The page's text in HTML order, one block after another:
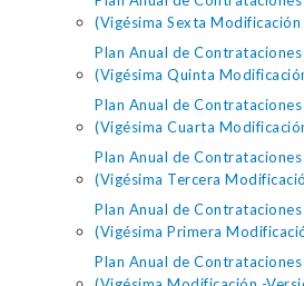
(Vigésima Sexta Modificación
Plan Anual de
(Vigésima Quinta
Plan Anual de
(Vigésima Cuarta
Plan Anual de
(Vigésima Tercera
Plan Anual de
(Vigésima Primera
Plan Anual de